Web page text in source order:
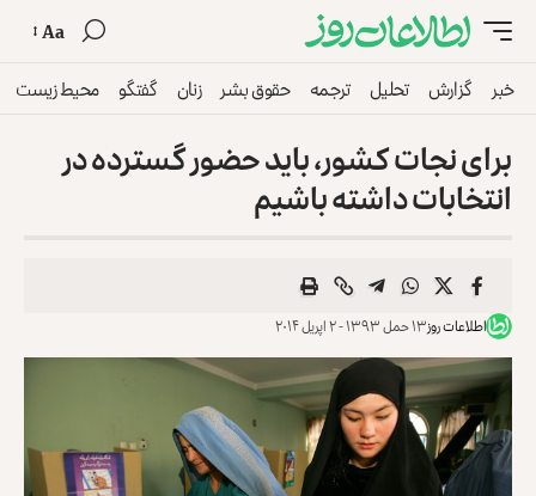
Aa
خبر گزارش تحلیل ترجمه حقوق بشر زنان گفتگو محیط زیست
برای نجا‌ت كشور، با‌يد حضور گسترده در
انتخابات داشته باشيم
اطلاعات روز۱۳ حمل ۱۳۹۳ - ۲ اپریل ۲۰۱۴